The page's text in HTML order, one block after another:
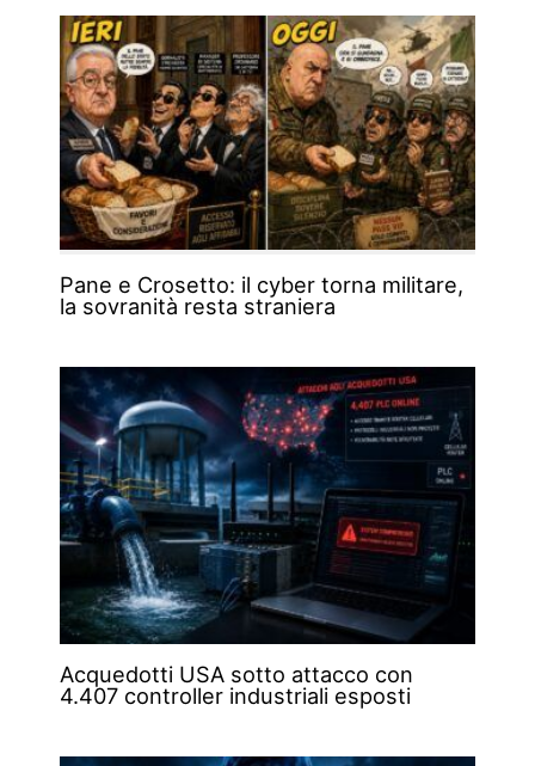
Pane e Crosetto: il cyber torna militare,
la sovranità resta straniera
Acquedotti USA sotto attacco con
4.407 controller industriali esposti